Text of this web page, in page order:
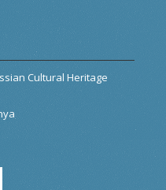
Cultural Heritage